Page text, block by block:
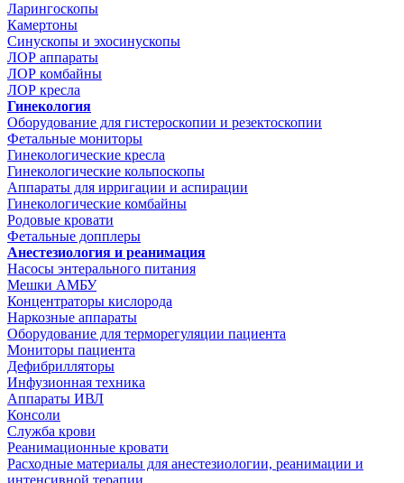
Ларингоскопы
Камертоны
Синускопы и эхосинускопы
ЛОР аппараты
ЛОР комбайны
ЛОР кресла
Гинекология
Оборудование для гистероскопии и резектоскопии
Фетальные мониторы
Гинекологические кресла
Гинекологические кольпоскопы
Аппараты для ирригации и аспирации
Гинекологические комбайны
Родовые кровати
Фетальные допплеры
Анестезиология и реанимация
Насосы энтерального питания
Мешки АМБУ
Концентраторы кислорода
Наркозные аппараты
Оборудование для терморегуляции пациента
Мониторы пациента
Дефибрилляторы
Инфузионная техника
Аппараты ИВЛ
Консоли
Служба крови
Реанимационные кровати
Расходные материалы для анестезиологии, реанимации и
интенсивной терапии